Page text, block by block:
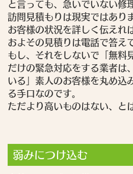
と言っても、急いでいない修
訪問見積もりは現実ではあり
お客様の状況を詳しく伝えれ
およその見積りは電話で答え
もし、それをしないで「無料
だけの緊急対応をする業者は
いる」素人のお客様を丸め込
る手口なのです。
ただより高いものはない、と
弱みにつけ込む